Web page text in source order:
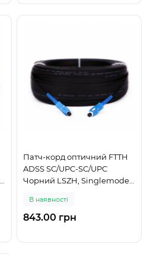
Патч-корд оптичний FTTH
ADSS SC/UPC-SC/UPC
Чорний LSZH, Singlemode
В наявності
843.00 грн